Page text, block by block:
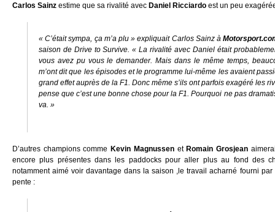
Carlos Sainz estime que sa rivalité avec Daniel Ricciardo est un peu
« C’était sympa, ça m’a plu » expliquait Carlos Sainz à
saison de Drive to Survive.« La rivalité avec Daniel était
vous avez pu vous le demander. Mais dans le même temps,
m’ont dit que les épisodes et le programme lui-même les avaient
grand effet auprès de la F1. Donc même s’ils ont parfois exagéré les
pense que c’est une bonne chose pour la F1. Pourquoi ne pas
va. »
D’autres champions comme Kevin Magnussenet Romain Grosjean
encore plus présentes dans les paddocks pour aller plus au fond des
notamment aimé voir davantage dans la saison ,le travail acharné fourni
pente :